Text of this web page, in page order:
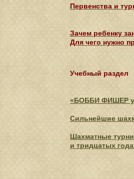
Первенства и
Зачем ребенку
Для чего нужно
Учебный раздел
«БОББИ ФИШЕР
Сильнейшие
Шахматные
и тридцатых